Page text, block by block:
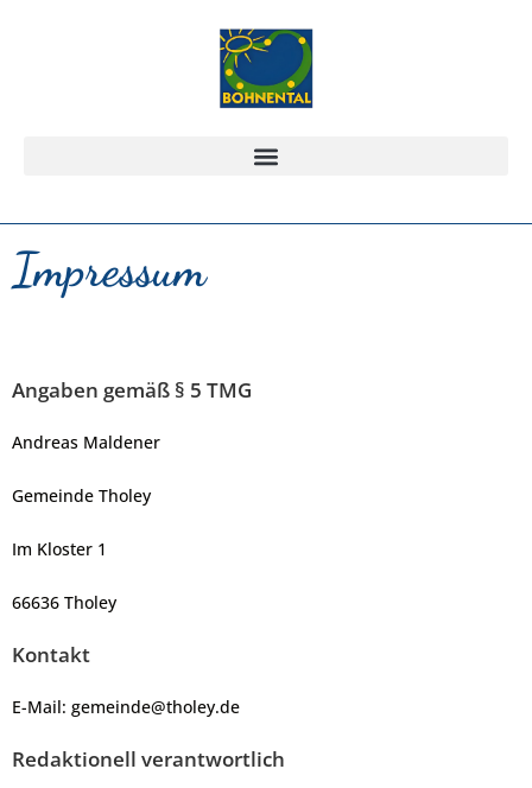
Impressum
Angaben gemäß § 5 TMG
Andreas Maldener
Gemeinde Tholey
Im Kloster 1
66636 Tholey
Kontakt
E-Mail: gemeinde@tholey.de
Redaktionell verantwortlich